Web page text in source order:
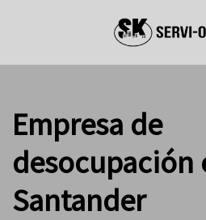
primary
Skip
content
Empresa de
desocupación
Santander